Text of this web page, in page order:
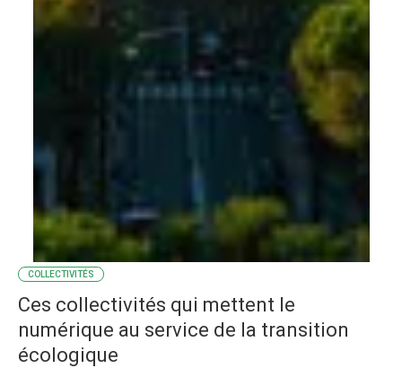
COLLECTIVITÉS
Ces collectivités qui mettent le
numérique au service de la transition
écologique